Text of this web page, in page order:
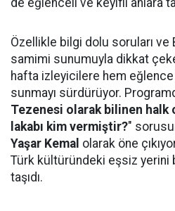
de eğlenceli ve keyifli anlara
Özellikle bilgi dolu soruları ve
samimi sunumuyla dikkat
hafta izleyicilere hem
sunmayı sürdürüyor.
Tezenesi olarak bilinen halk
lakabı kim vermiştir?"
Yaşar Kemal olarak öne
Türk kültüründeki eşsiz yerini
taşıdı.